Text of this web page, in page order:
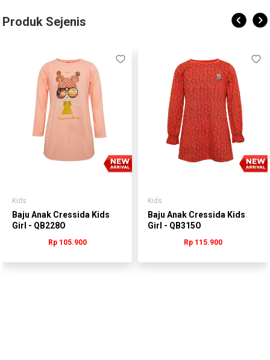
Produk Sejenis
Kids
Baju Anak Cressida Kids
Girl - QB228O
Rp 105.900
Kids
Baju Anak Cressida Kids
Girl - QB315O
Rp 115.900